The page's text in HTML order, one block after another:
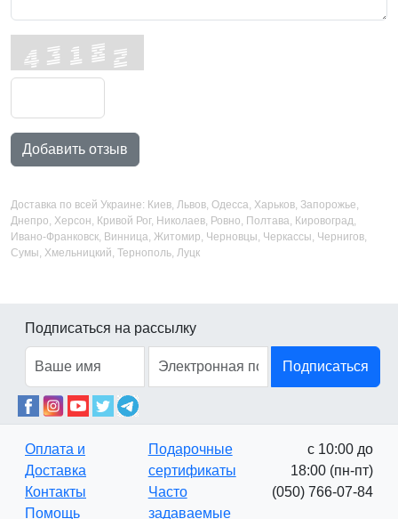
Добавить отзыв
Доставка по всей Украине: Киев, Львов, Одесса, Харьков, Запорожье,
Днепро, Херсон, Кривой Рог, Николаев, Ровно, Полтава, Кировоград,
Ивано-Франковск, Винница, Житомир, Черновцы, Черкассы, Чернигов,
Сумы, Хмельницкий, Тернополь, Луцк
Подписаться на рассылку
Подписаться
Оплата и
Доставка
Контакты
Помощь
Подарочные
сертификаты
Часто
задаваемые
с 10:00 до
18:00 (пн-пт)
(050) 766-07-84